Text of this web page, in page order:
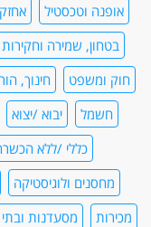
אופנה וטכסטיל
בטחון, שמירה וחקירות
חוק ומשפט
חינוך,
חשמל
יבוא /יצוא
כללי /ללא
מחסנים ולוגיסטיקה
מכירות
מסעדנות